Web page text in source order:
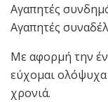
Αγαπητές
Αγαπητές
Με αφορμή την
εύχομαι
χρονιά.